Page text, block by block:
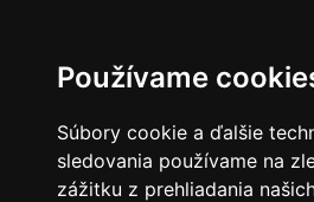
Používame
Súbory cookie a ďalšie
sledovania používame na
zážitku z prehliadania